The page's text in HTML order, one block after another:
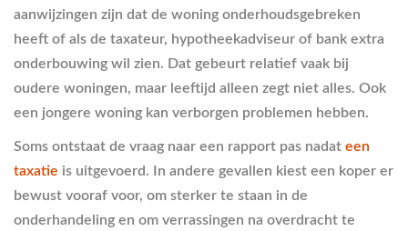
aanwijzingen zijn dat de woning onderhoudsgebreken
heeft of als de taxateur, hypotheekadviseur of bank extra
onderbouwing wil zien. Dat gebeurt relatief vaak bij
oudere woningen, maar leeftijd alleen zegt niet alles. Ook
een jongere woning kan verborgen problemen hebben.
Soms ontstaat de vraag naar een rapport pas nadat een
taxatie is uitgevoerd. In andere gevallen kiest een koper er
bewust vooraf voor, om sterker te staan in de
onderhandeling en om verrassingen na overdracht te